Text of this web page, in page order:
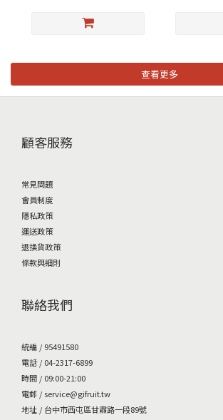
查看更多
顧客服務
常見問題
會員制度
隱私政策
運送政策
退換貨政策
條款與細則
聯絡我們
統編 / 95491580
電話 / 04-2317-6899
時間 / 09:00-21:00
電郵 / service@gifruit.tw
地址 / 台中市西屯區甘肅路一段89號